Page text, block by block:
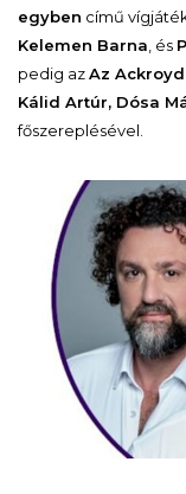
egyben című
Kelemen Barna , és
pedig azAz
Kálid Artúr, Dósa
főszereplésével.